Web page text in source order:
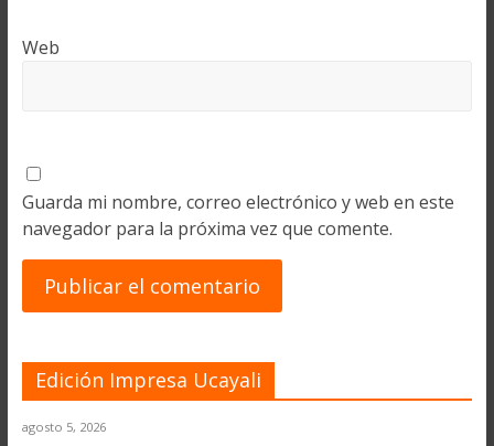
Web
Guarda mi nombre, correo electrónico y web en este
navegador para la próxima vez que comente.
Edición Impresa Ucayali
agosto 5, 2026